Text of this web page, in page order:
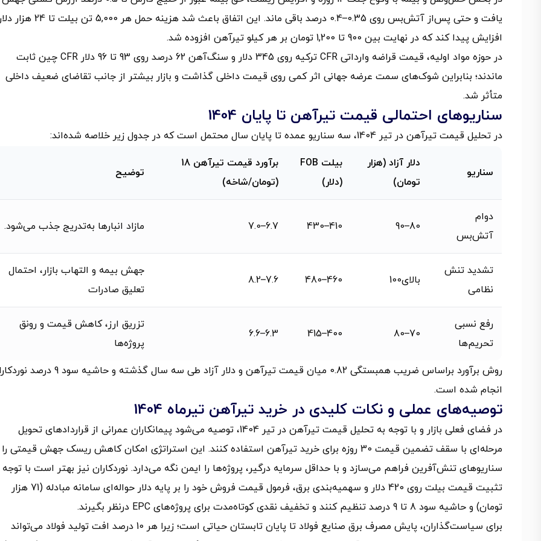
یافت و حتی پس‌از آتش‌بس روی 0.35–0.4 درصد باقی ماند. این اتفاق باعث شد هزینه حمل هر 5,000 تن بیلت
افزایش پیدا کند که در نهایت بین 900 تا 1,200 تومان بر هر کیلو تیرآهن افزوده شد.
در حوزه مواد اولیه، قیمت قراضه وارداتی CFR ترکیه روی 345 دلار و سنگ‌آهن 62 درصد روی 93 تا 96 دلار CFR چین ثابت
ماندند؛ بنابراین شوک‌های سمت عرضه جهانی اثر کمی روی قیمت داخلی گذاشت و بازار بیشتر از جانب تقاضای ضعیف داخلی
متأثر شد.
سناریوهای احتمالی قیمت تیرآهن تا پایان 1404
در تحلیل قیمت تیرآهن در تیر 1404، سه سناریو عمده تا پایان سال محتمل است که در جدول زیر خلاصه شده‌اند:
سناریو
دلار آزاد (هزار
تومان)
بیلت FOB
(دلار)
برآورد قیمت تیرآهن 18
(تومان/شاخه)
توضیح
دوام
آتش‌بس
80–90
410–430
6.7–7.0 مازاد انبارها به‌تدریج جذب می‌شود.
تشدید تنش
نظامی
بالای100 460–480
7.6–8.2
جهش بیمه و التهاب بازار، احتمال
تعلیق صادرات
رفع نسبی
تحریم‌ها
70–80
400–415
6.3–6.6
تزریق ارز، کاهش قیمت و رونق
پروژه‌ها
روش برآورد براساس ضریب همبستگی 0.82 میان قیمت تیرآهن و دلار آزاد طی سه سال گذشته و حاشیه
انجام شده است.
توصیه‌های عملی و نکات کلیدی در خرید تیرآهن تیرماه 1404
در فضای فعلی بازار و با توجه به تحلیل قیمت تیرآهن در تیر 1404، توصیه می‌شود پیمانکاران عمرانی از قراردادهای تحویل
مرحله‌ای با سقف تضمین قیمت 30 روزه برای خرید تیرآهن استفاده کنند. این استراتژی امکان کاهش ریسک جهش قیمتی
سناریوهای تنش‌آفرین فراهم می‌سازد و با حداقل سرمایه درگیر، پروژه‌ها را ایمن نگه می‌دارد. نوردکاران نیز بهتر است با توجه
تثبیت قیمت بیلت روی 420 دلار و سهمیه‌بندی برق، فرمول قیمت فروش خود را بر پایه دلار حواله‌ای سامانه مبادله (71 هزار
تومان) و حاشیه سود 8 تا 9 درصد تنظیم کنند و تخفیف نقدی کوتاه‌مدت برای پروژه‌های EPC درنظر بگیرند.
برای سیاست‌گذاران، پایش مصرف برق صنایع فولاد تا پایان تابستان حیاتی است؛ زیرا هر 10 درصد افت تولید فولاد می‌تواند